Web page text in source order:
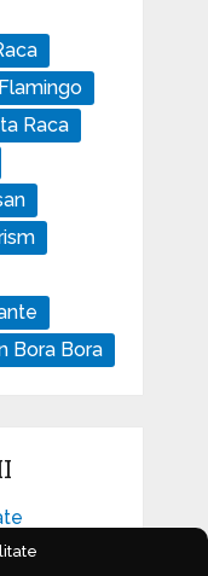
Raca
Bora Bora